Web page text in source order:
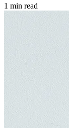
1 min read